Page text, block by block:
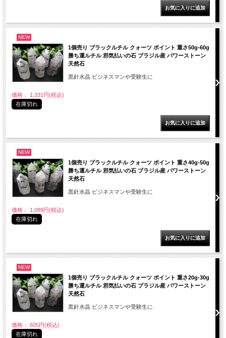
NEW
1個売り ブラックルチル クォーツ ポイント 重さ50g-60g
勝ち運ルチル 邪気払いの石 ブラジル産 パワーストーン
天然石
黒針水晶 ビジネスマンや受験生に
価格： 1,331円(税込)
在庫切れ
NEW
1個売り ブラックルチル クォーツ ポイント 重さ40g-50g
勝ち運ルチル 邪気払いの石 ブラジル産 パワーストーン
天然石
黒針水晶 ビジネスマンや受験生に
価格： 1,089円(税込)
在庫切れ
NEW
1個売り ブラックルチル クォーツ ポイント 重さ20g-30g
勝ち運ルチル 邪気払いの石 ブラジル産 パワーストーン
天然石
黒針水晶 ビジネスマンや受験生に
価格： 605円(税込)
在庫切れ